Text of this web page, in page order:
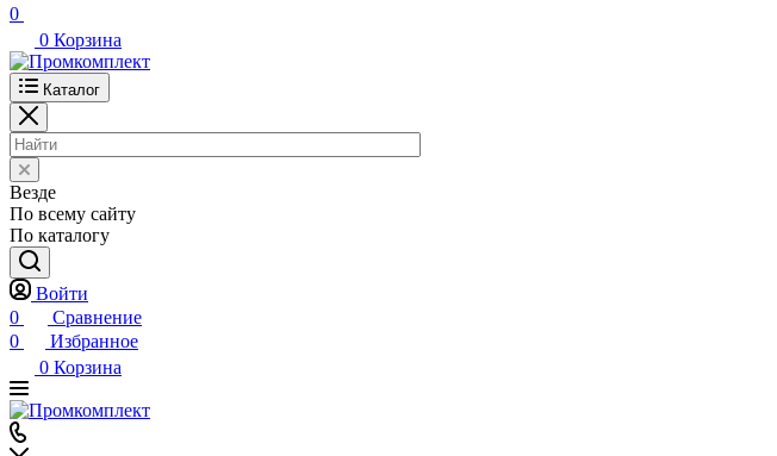
0
0 Корзина
Каталог
Везде
По всему сайту
По каталогу
Войти
0
Сравнение
0
Избранное
0 Корзина